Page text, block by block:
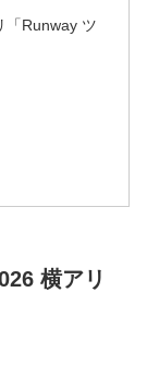
「Runway ツ
横アリ